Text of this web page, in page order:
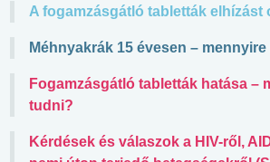
A fogamzásgátló tabletták elhízást
Méhnyakrák 15 évesen –
Fogamzásgátló tabletták hatása –
tudni?
Kérdések és válaszok a HIV-ről,